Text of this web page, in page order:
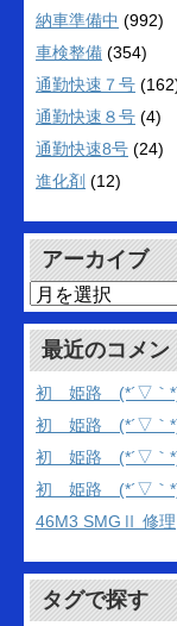
納車準備中 (992)
車検整備 (354)
通勤快速７号
通勤快速８号 (4)
通勤快速8号 (24)
進化剤 (12)
アーカイブ
ア
ー
カ
イ
ブ
最近のコメン
初 姫路 (*´▽｀
初 姫路 (*´▽｀
初 姫路 (*´▽｀
初 姫路 (*´▽｀
46M3 SMGⅡ 修理
タグで探す